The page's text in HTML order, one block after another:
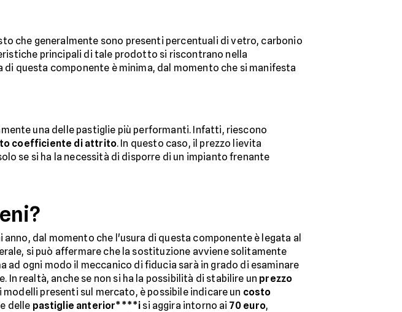
che generalmente sono presenti percentuali di vetro, carbonio
principali di tale prodotto si riscontrano nella
questa componente è minima, dal momento che si manifesta
una delle pastiglie più performanti. Infatti, riescono
coefficiente di attrito. In questo caso, il prezzo lievita
se si ha la necessità di disporre di un impianto frenante
dal momento che l'usura di questa componente è legata al
si può affermare che la sostituzione avviene solitamente
ad ogni modo il meccanico di fiducia sarà in grado di esaminare
In realtà, anche se non si ha la possibilità di stabilire un prezzo
presenti sul mercato, è possibile indicare un costo
delle pastiglie anterior****i si aggira intorno ai 70 euro,